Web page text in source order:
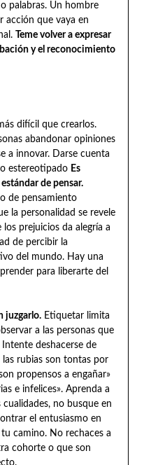
palabras. Un hombre
acción que vaya en
Teme volver a expresar
y el reconocimiento
difícil que crearlos.
abandonar opiniones
a innovar. Darse cuenta
estereotipado Es
de pensar.
de pensamiento
la personalidad se revele
prejuicios da alegría a
de percibir la
del mundo. Hay una
para liberarte del
juzgarlo.Etiquetar limita
a las personas que
deshacerse de
las rubias son tontas por
propensos a engañar»
e infelices». Aprenda a
no busque en
el entusiasmo en
camino. No rechaces a
cohorte o que son